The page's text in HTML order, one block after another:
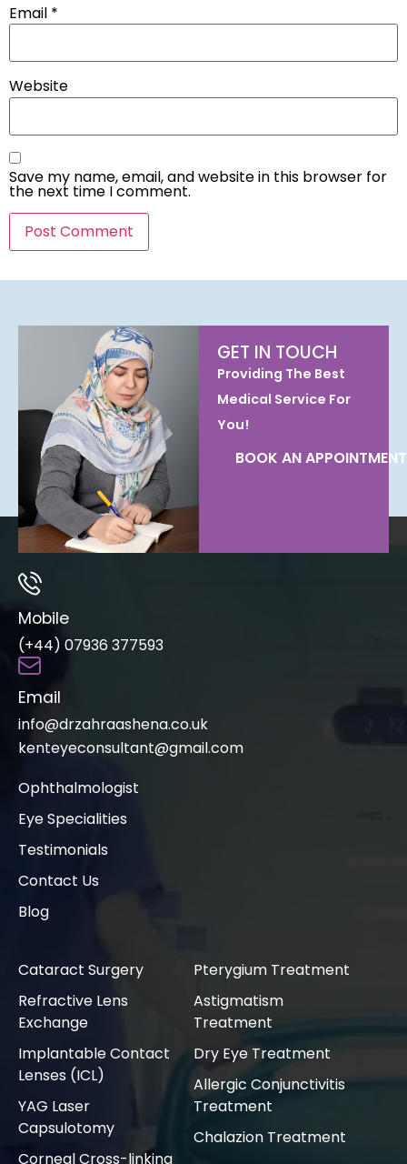
Email *
Website
Save my name, email, and website in this browser for
the next time I comment.
GET IN TOUCH
Providing The Best
Medical Service For
You!
BOOK AN APPOINTMENT
Mobile
(+44) 07936 377593
Email
info@drzahraashena.co.uk
kenteyeconsultant@gmail.com
Ophthalmologist
Eye Specialities
Testimonials
Contact Us
Blog
Cataract Surgery
Refractive Lens
Exchange
Implantable Contact
Lenses (ICL)
YAG Laser
Capsulotomy
Corneal Cross-linking
Pterygium Treatment
Astigmatism
Treatment
Dry Eye Treatment
Allergic Conjunctivitis
Treatment
Chalazion Treatment